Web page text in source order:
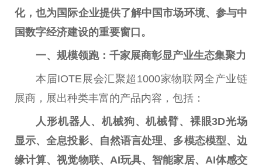
化，也为国际企业提供了解中国市场环境、参与中
国数字经济建设的重要窗口。
一、规模领跑：千家展商彰显产业生态集聚力
本届IOTE展会汇聚超1000家物联网全产业链
展商，展出种类丰富的产品内容，包括：
人形机器人、机械狗、机械臂、裸眼3D光场
显示、全息投影、自然语言处理、多模态模型、边
缘计算、视觉物联、AI玩具、智能家居、AI体感交